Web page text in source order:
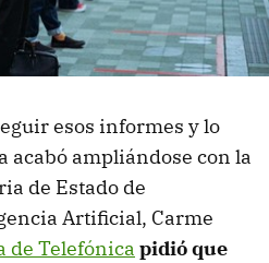
esos informes y lo
acabó ampliándose con la
de Estado de
Artificial, Carme
de Telefónica pidió que